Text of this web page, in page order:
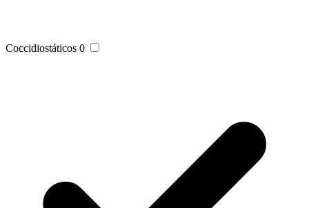
Coccidiostáticos 0